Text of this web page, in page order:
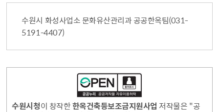
수원시 화성사업소 문화유산관리과 공공한옥팀(031-
5191-4407)
수원시청이 창작한한옥건축등보조금지원사업 저작물은 "공